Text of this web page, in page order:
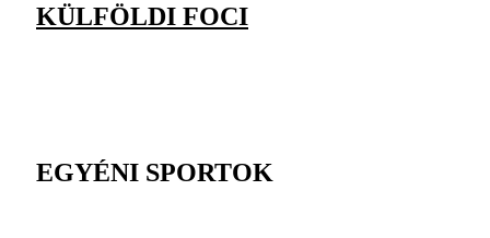
KÜLFÖLDI FOCI
EGYÉNI SPORTOK